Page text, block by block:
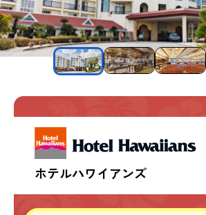
ホテルハワイアンズ